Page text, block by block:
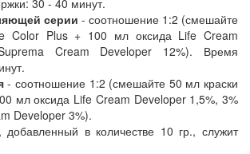
30 - 40 минут.
серии - соотношение 1:2 (смешайте
Color Plus + 100 мл оксида Life Cream
Cream Developer 12%). Время
- соотношение 1:2 (смешайте 50 мл краски
мл оксида Life Cream Developer 1,5%, 3%
Developer 3%).
добавленный в количестве 10 гр., служит